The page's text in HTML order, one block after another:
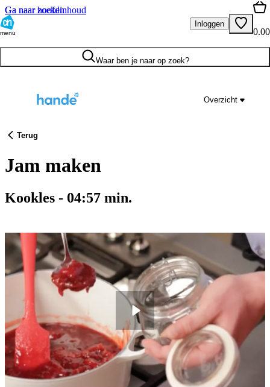
Ga naar hoofdinhoud
Ga naar zoeken
menu
Inloggen
0.00
Waar ben je naar op zoek?
Overzicht
Terug
Jam maken
Kookles - 04:57 min.